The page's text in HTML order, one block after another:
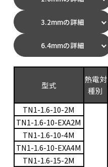
3.2mmの詳細
6.4mmの詳細
型式
熱電対
種別
TN1-1.6-10-2M
TN1-1.6-10-EXA2M
TN1-1.6-10-4M
TN1-1.6-10-EXA4M
TN1-1.6-15-2M